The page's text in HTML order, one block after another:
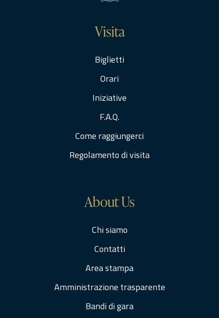
Visita
Biglietti
Orari
Iniziative
F.A.Q.
Come raggiungerci
Regolamento di visita
About Us
Chi siamo
Contatti
Area stampa
Amministrazione trasparente
Bandi di gara